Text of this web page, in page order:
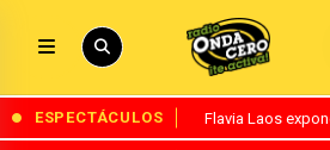
ESPECTÁCULOS Flavia Laos